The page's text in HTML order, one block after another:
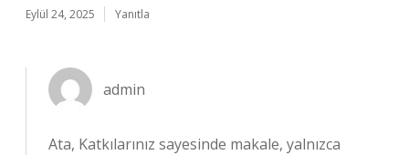
Eylül 24, 2025 Yanıtla
admin
Ata, Katkılarınız sayesinde makale, yalnızca